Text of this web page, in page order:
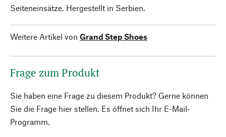
Seiteneinsätze. Hergestellt in Serbien.
Weitere Artikel von Grand Step Shoes
Frage zum Produkt
Sie haben eine Frage zu diesem Produkt? Gerne können
Sie die Frage hier stellen. Es öffnet sich Ihr E-Mail-
Programm.